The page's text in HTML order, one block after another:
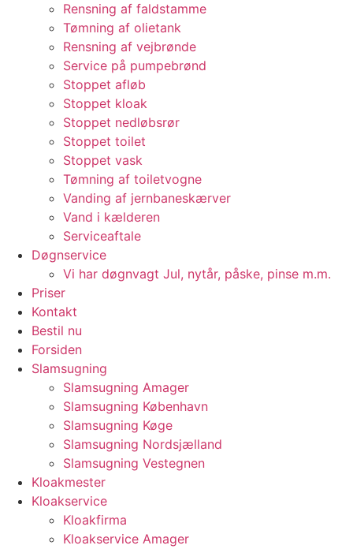
Rensning af faldstamme
Tømning af olietank
Rensning af vejbrønde
Service på pumpebrønd
Stoppet afløb
Stoppet kloak
Stoppet nedløbsrør
Stoppet toilet
Stoppet vask
Tømning af toiletvogne
Vanding af jernbaneskærver
Vand i kælderen
Serviceaftale
Døgnservice
Vi har døgnvagt Jul, nytår, påske, pinse m.m.
Priser
Kontakt
Bestil nu
Forsiden
Slamsugning
Slamsugning Amager
Slamsugning København
Slamsugning Køge
Slamsugning Nordsjælland
Slamsugning Vestegnen
Kloakmester
Kloakservice
Kloakfirma
Kloakservice Amager